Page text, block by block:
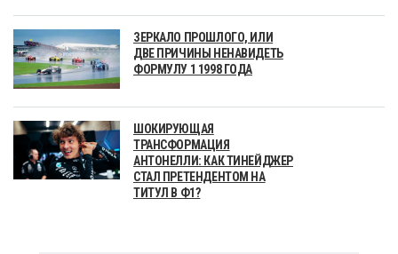
ЗЕРКАЛО ПРОШЛОГО, ИЛИ
ДВЕ ПРИЧИНЫ НЕНАВИДЕТЬ
ФОРМУЛУ 1 1998 ГОДА
ШОКИРУЮЩАЯ
ТРАНСФОРМАЦИЯ
АНТОНЕЛЛИ: КАК ТИНЕЙДЖЕР
СТАЛ ПРЕТЕНДЕНТОМ НА
ТИТУЛ В Ф1?